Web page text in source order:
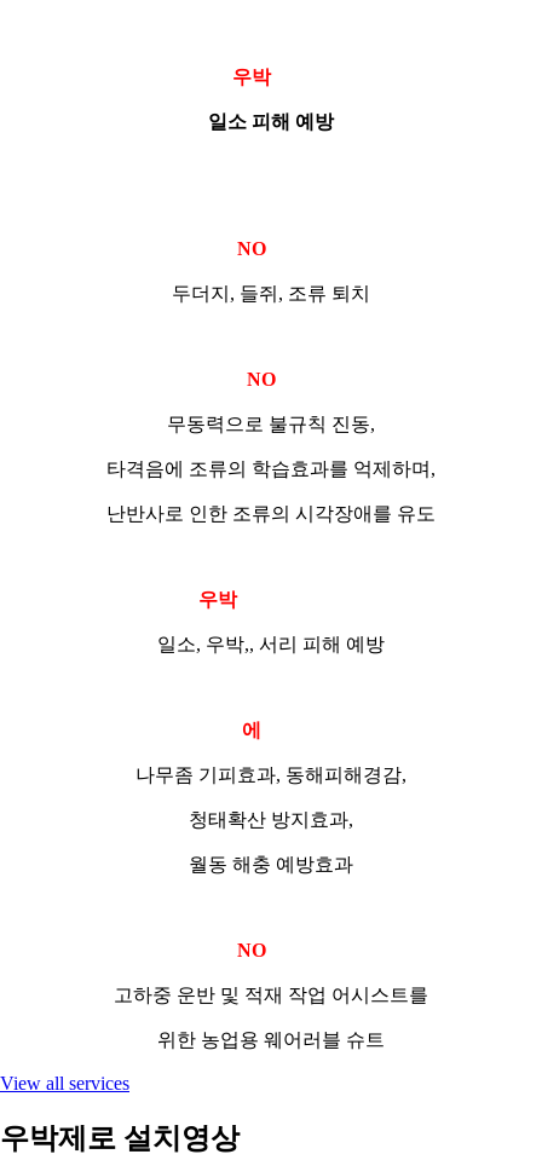
우박제로
일소 피해 예방
NO
두더지, 들쥐, 조류 퇴치
NO
무동력으로 불규칙 진동,
타격음에 조류의 학습효과를 억제하며,
난반사로 인한 조류의 시각장애를 유도
우박
일소, 우박,, 서리 피해 예방
에
나무좀 기피효과, 동해피해경감,
청태확산 방지효과,
월동 해충 예방효과
NO
고하중 운반 및 적재 작업 어시스트를
위한 농업용 웨어러블 슈트
View all services
우박제로 설치영상